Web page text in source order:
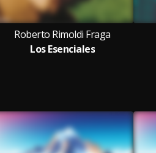
Roberto Rimoldi Fraga
Los Esenciales